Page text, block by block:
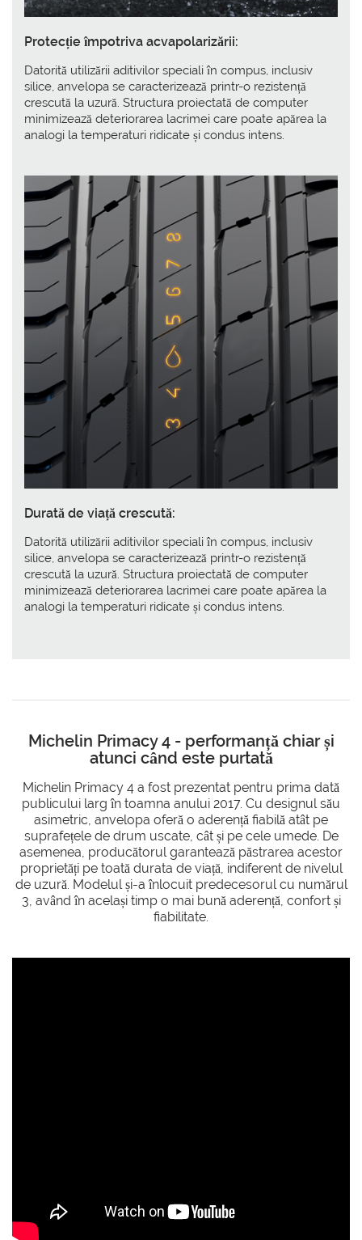
Protecție împotriva acvapolarizării:
Datorită utilizării aditivilor speciali în compus, inclusiv
silice, anvelopa se caracterizează printr-o rezistență
crescută la uzură. Structura proiectată de computer
minimizează deteriorarea lacrimei care poate apărea la
analogi la temperaturi ridicate și condus intens.
Durată de viață crescută:
Datorită utilizării aditivilor speciali în compus, inclusiv
silice, anvelopa se caracterizează printr-o rezistență
crescută la uzură. Structura proiectată de computer
minimizează deteriorarea lacrimei care poate apărea la
analogi la temperaturi ridicate și condus intens.
Michelin Primacy 4 - performanță chiar și
atunci când este purtată
Michelin Primacy 4 a fost prezentat pentru prima dată
publicului larg în toamna anului 2017. Cu designul său
asimetric, anvelopa oferă o aderență fiabilă atât pe
suprafețele de drum uscate, cât și pe cele umede. De
asemenea, producătorul garantează păstrarea acestor
proprietăți pe toată durata de viață, indiferent de nivelul
de uzură. Modelul și-a înlocuit predecesorul cu numărul
3, având în același timp o mai bună aderență, confort și
fiabilitate.